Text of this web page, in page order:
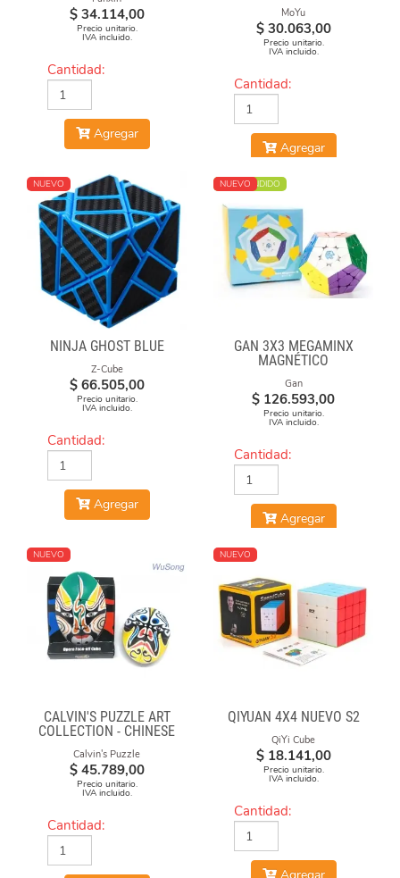
$ 34.114,00
Precio unitario.
IVA incluido.
Cantidad:
Agregar
1 MIXUP SKEWB
MoYu
$ 30.063,00
Precio unitario.
IVA incluido.
Cantidad:
Agregar
NUEVO
NINJA GHOST BLUE
Z-Cube
$ 66.505,00
Precio unitario.
IVA incluido.
Cantidad:
Agregar
MÁS VENDIDO
NUEVO
GAN 3X3 MEGAMINX
MAGNÉTICO
Gan
$ 126.593,00
Precio unitario.
IVA incluido.
Cantidad:
Agregar
NUEVO
CALVIN'S PUZZLE ART
COLLECTION - CHINESE
OPERA FACE-OFF CUBE
(GREEN & YELLOW
MASKS)
Calvin's Puzzle
$ 45.789,00
Precio unitario.
IVA incluido.
Cantidad:
NUEVO
QIYUAN 4X4 NUEVO S2
QiYi Cube
$ 18.141,00
Precio unitario.
IVA incluido.
Cantidad: